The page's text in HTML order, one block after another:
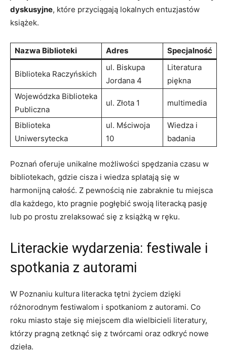
dyskusyjne, które przyciągają lokalnych entuzjastów
książek.
Nazwa Biblioteki Adres Specjalność
Biblioteka Raczyńskich
ul. Biskupa
Jordana 4
Literatura
piękna
Wojewódzka Biblioteka
Publiczna
ul. Złota 1 multimedia
Biblioteka
Uniwersytecka
ul. Mściwoja
10
Wiedza i
badania
Poznań oferuje unikalne możliwości spędzania czasu w
bibliotekach, gdzie cisza i wiedza splatają się w
harmonijną całość. Z pewnością nie zabraknie tu miejsca
dla każdego, kto pragnie pogłębić swoją literacką pasję
lub po prostu zrelaksować się z książką w ręku.
Literackie wydarzenia: festiwale i
spotkania z autorami
W Poznaniu kultura literacka tętni życiem dzięki
różnorodnym festiwalom i spotkaniom z autorami. Co
roku miasto staje się miejscem dla wielbicieli literatury,
którzy pragną zetknąć się z twórcami oraz odkryć nowe
dzieła.